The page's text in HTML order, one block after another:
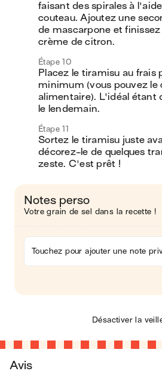
faisant des spirales à
couteau. Ajoutez une
de mascarpone et
crème de citron.
Étape 10
Placez le tiramisu au frais
minimum (vous pouvez le
alimentaire). L'idéal étant
le lendemain.
Étape 11
Sortez le tiramisu juste
décorez-le de quelques
zeste. C'est prêt !
Notes perso
Votre grain de sel dans la recette !
Touchez pour ajouter une note
Désactiver la
Avis